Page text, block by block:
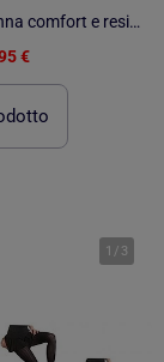
Collant donna comfort e resistenza DIAMANTINO - Confezione da 3
€
1 / 3